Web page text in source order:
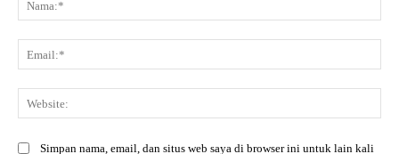
Simpan nama, email, dan situs web saya di browser ini untuk lain kali